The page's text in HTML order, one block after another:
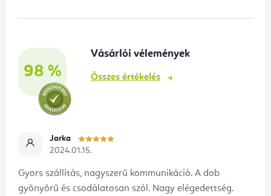
98 %
Vásárlói vélemények
Összes értékelés
Jarka
2024.01.15.
Gyors szállítás, nagyszerű kommunikáció. A dob
gyönyörű és csodálatosan szól. Nagy elégedettség.